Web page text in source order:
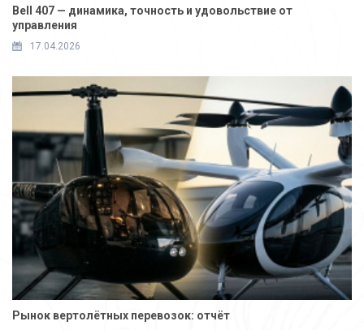
Bell 407 — динамика, точность и удовольствие от
управления
17.04.2026
Рынок вертолётных перевозок: отчёт